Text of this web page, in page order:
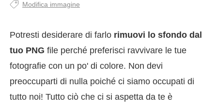
Modifica immagine
Potresti desiderare di farlo rimuovi lo sfondo dal
tuo PNG file perché preferisci ravvivare le tue
fotografie con un po' di colore. Non devi
preoccuparti di nulla poiché ci siamo occupati di
tutto noi! Tutto ciò che ci si aspetta da te è